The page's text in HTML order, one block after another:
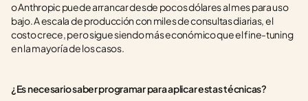
o Anthropic puede arrancar desde pocos dólares al mes para uso
bajo. A escala de producción con miles de consultas diarias, el
costo crece, pero sigue siendo más económico que el fine-tuning
en la mayoría de los casos.
¿Es necesario saber programar para aplicar estas técnicas?